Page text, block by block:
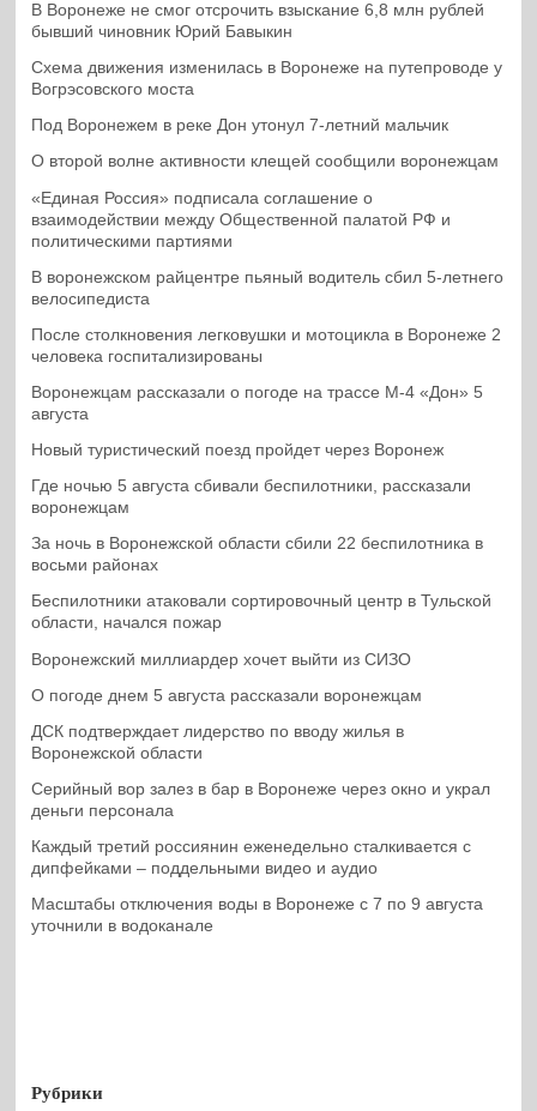
В Воронеже не смог отсрочить взыскание 6,8 млн рублей
бывший чиновник Юрий Бавыкин
Схема движения изменилась в Воронеже на путепроводе у
Вогрэсовского моста
Под Воронежем в реке Дон утонул 7-летний мальчик
О второй волне активности клещей сообщили воронежцам
«Единая Россия» подписала соглашение о
взаимодействии между Общественной палатой РФ и
политическими партиями
В воронежском райцентре пьяный водитель сбил 5-летнего
велосипедиста
После столкновения легковушки и мотоцикла в Воронеже 2
человека госпитализированы
Воронежцам рассказали о погоде на трассе М-4 «Дон» 5
августа
Новый туристический поезд пройдет через Воронеж
Где ночью 5 августа сбивали беспилотники, рассказали
воронежцам
За ночь в Воронежской области сбили 22 беспилотника в
восьми районах
Беспилотники атаковали сортировочный центр в Тульской
области, начался пожар
Воронежский миллиардер хочет выйти из СИЗО
О погоде днем 5 августа рассказали воронежцам
ДСК подтверждает лидерство по вводу жилья в
Воронежской области
Серийный вор залез в бар в Воронеже через окно и украл
деньги персонала
Каждый третий россиянин еженедельно сталкивается с
дипфейками – поддельными видео и аудио
Масштабы отключения воды в Воронеже с 7 по 9 августа
уточнили в водоканале
Рубрики